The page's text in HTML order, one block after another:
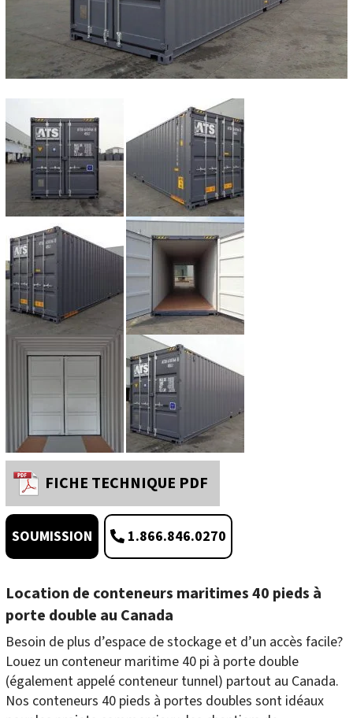
FICHE TECHNIQUE PDF
SOUMISSION 1.866.846.0270
Location de conteneurs maritimes 40 pieds à
porte double au Canada
Besoin de plus d’espace de stockage et d’un accès facile?
Louez un conteneur maritime 40 pi à porte double
(également appelé conteneur tunnel) partout au Canada.
Nos conteneurs 40 pieds à portes doubles sont idéaux